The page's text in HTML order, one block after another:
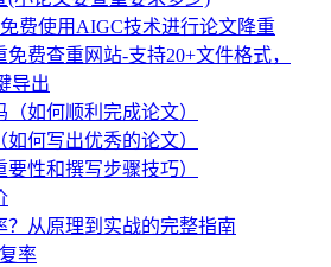
费使用AIGC技术进行论文降重
免费查重网站-支持20+文件格式，
导出
如何顺利完成论文）
何写出优秀的论文）
性和撰写步骤技巧）
？从原理到实战的完整指南
率